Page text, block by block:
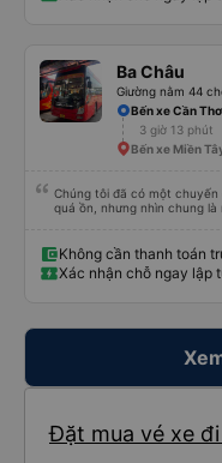
Ba Châu
Giường nằm 44
Bến xe Cần Thơ
3 giờ 13 phút
Bến xe Miền
Chúng tôi đã có một
quá ồn, nhưng nhìn chung là
Không cần thanh toán
Xác nhận chỗ ngay lập
Đặt mua vé xe